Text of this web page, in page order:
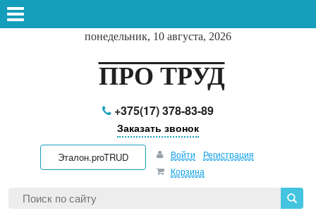
понедельник, 10 августа, 2026
ПРО ТРУД
+375(17) 378-83-89
Заказать звонок
Эталон.proTRUD Войти
Регистрация
Корзина